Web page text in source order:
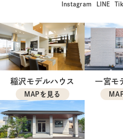
Instagram LINE
稲沢モデルハウス
MAPを見る
一宮モ